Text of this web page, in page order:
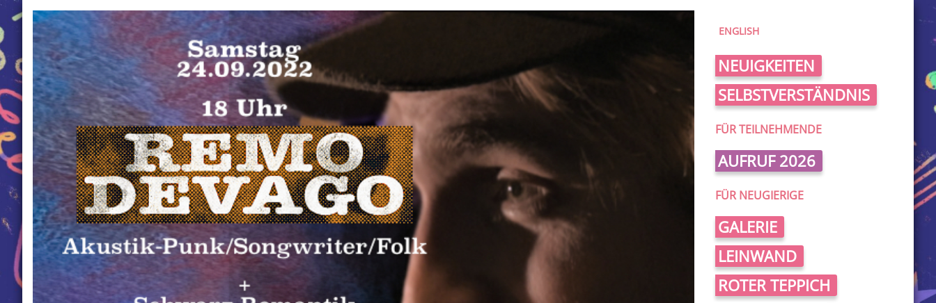
ENGLISH
NEUIGKEITEN
SELBSTVERSTÄNDNIS
FÜR TEILNEHMENDE
AUFRUF 2026
FÜR NEUGIERIGE
GALERIE
LEINWAND
ROTER TEPPICH